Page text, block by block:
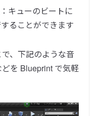
キューのビートに
ることができます
、下記のような音
を Blueprint で気軽